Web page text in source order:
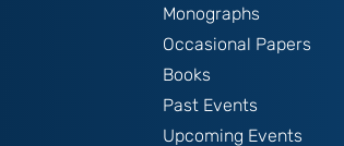
Monographs
Occasional Papers
Books
Past Events
Upcoming Events